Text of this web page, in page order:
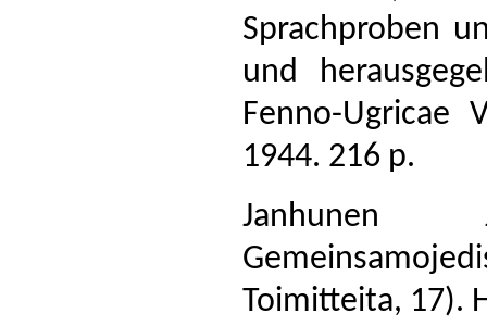
Sprachproben
und
Fenno-Ugricae
1944. 216 p.
Janhunen
Toimitteita, 17).